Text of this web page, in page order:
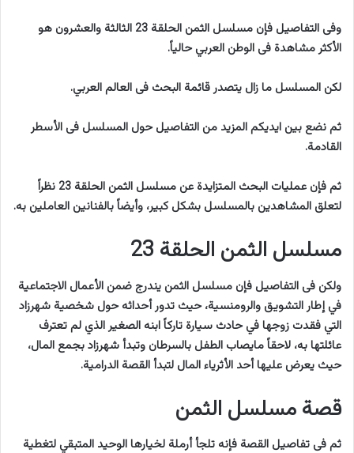
وفى التفاصيل فإن مسلسل الثمن الحلقة 23 الثالثة والعشرون هو
الأكثر مشاهدة فى الوطن العربي حالياً.
لكن المسلسل ما زال يتصدر قائمة البحث فى العالم العربي.
ثم نضع بين ايديكم المزيد من التفاصيل حول المسلسل فى الأسطر
القادمة.
ثم فإن عمليات البحث المتزايدة عن مسلسل الثمن الحلقة 23 نظراً
لتعلق المشاهدين بالمسلسل بشكل كبير، وأيضاً بالفنانين العاملين به.
مسلسل الثمن الحلقة 23
ولكن فى التفاصيل فإن مسلسل الثمن يندرج ضمن الأعمال الاجتماعية
في إطار التشويق والرومنسية، حيث تدور أحداثه حول شخصية شهرزاد
التي فقدت زوجها في حادث سيارة تاركاً ابنه الصغير الذي لم تعترف
عائلتها به، لاحقاً مايصاب الطفل بالسرطان وتبدأ شهرزاد بجمع المال،
حيث يعرض عليها أحد الأثرياء المال لتبدأ القصة الدرامية.
قصة مسلسل الثمن
ثم فى تفاصيل القصة فإنه تلجأ أرملة لخيارها الوحيد المتبقي لتغطية